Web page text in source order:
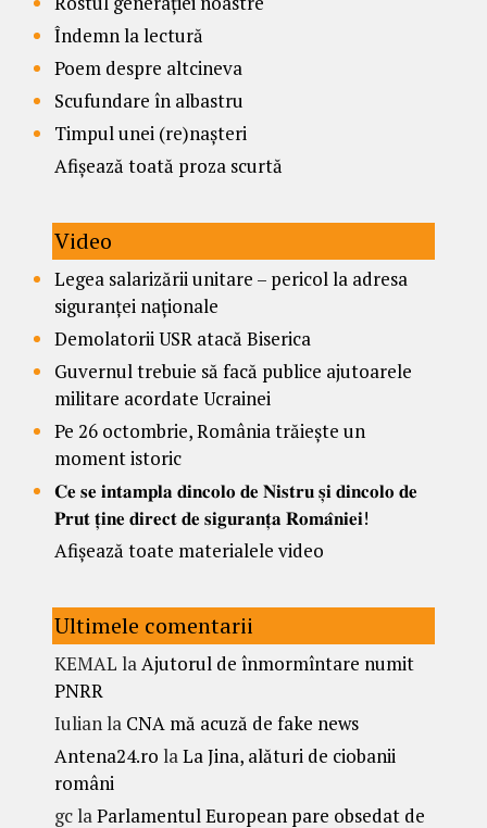
Îndemn la lectură
Poem despre altcineva
Scufundare în albastru
Timpul unei (re)nașteri
Afișează toată proza scurtă
Video
Legea salarizării unitare – pericol la adresa
siguranței naționale
Demolatorii USR atacă Biserica
Guvernul trebuie să facă publice ajutoarele
militare acordate Ucrainei
Pe 26 octombrie, România trăiește un
moment istoric
𝐂𝐞 𝐬𝐞 𝐢𝐧𝐭𝐚𝐦𝐩𝐥𝐚 𝐝𝐢𝐧𝐜𝐨𝐥𝐨 𝐝𝐞 𝐍𝐢𝐬𝐭𝐫𝐮 𝐬̦𝐢 𝐝𝐢𝐧𝐜𝐨𝐥𝐨 𝐝𝐞
𝐏𝐫𝐮𝐭 𝐭̦𝐢𝐧𝐞 𝐝𝐢𝐫𝐞𝐜𝐭 𝐝𝐞 𝐬𝐢𝐠𝐮𝐫𝐚𝐧𝐭̦𝐚 𝐑𝐨𝐦𝐚̂𝐧𝐢𝐞𝐢!
Afișează toate materialele video
Ultimele comentarii
KEMAL laAjutorul de înmormîntare numit
PNRR
Iulianla CNA mă acuză de fake news
Antena24.ro laLa Jina, alături de ciobanii
români
gclaParlamentul European pare obsedat de